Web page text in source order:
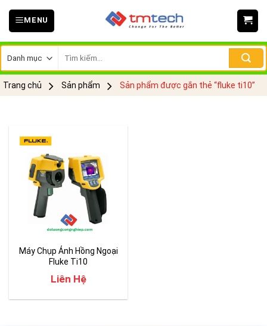
Skip
MENU
kiếm:
Trang chủ Sản phẩm Sản phẩm được gắn thẻ “fluke ti10”
Máy Chụp Ảnh Hồng Ngoại
Fluke Ti10
Liên Hệ